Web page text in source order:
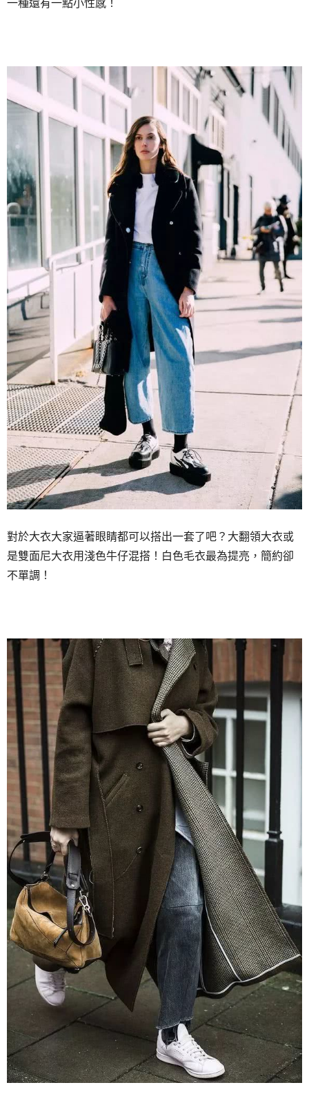
一種還有一點小性感！
對於大衣大家逼著眼睛都可以搭出一套了吧？大翻領大衣或
是雙面尼大衣用淺色牛仔混搭！白色毛衣最為提亮，簡約卻
不單調！